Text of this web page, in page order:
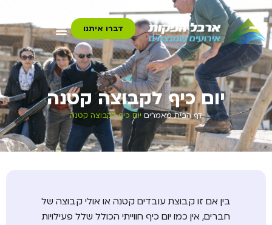
דברו איתנו
יום כיף לקבוצה קטנה
דף הבית מאמרים יום כיף לקבוצה קטנה
בין אם זו קבוצת עובדים קטנה או אולי קבוצה של
חברים, אין כמו יום כיף חווייתי הכולל שלל פעילויות